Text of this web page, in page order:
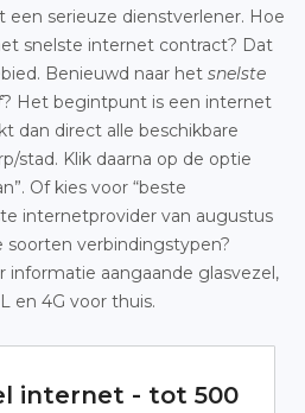
een serieuze dienstverlener. Hoe
snelste internet contract? Dat
Benieuwd naar het snelste
? Het begintpunt is een internet
dan direct alle beschikbare
stad. Klik daarna op de optie
Of kies voor “beste
internetprovider van augustus
soorten verbindingstypen?
informatie aangaande glasvezel,
en 4G voor thuis.
internet - tot 500